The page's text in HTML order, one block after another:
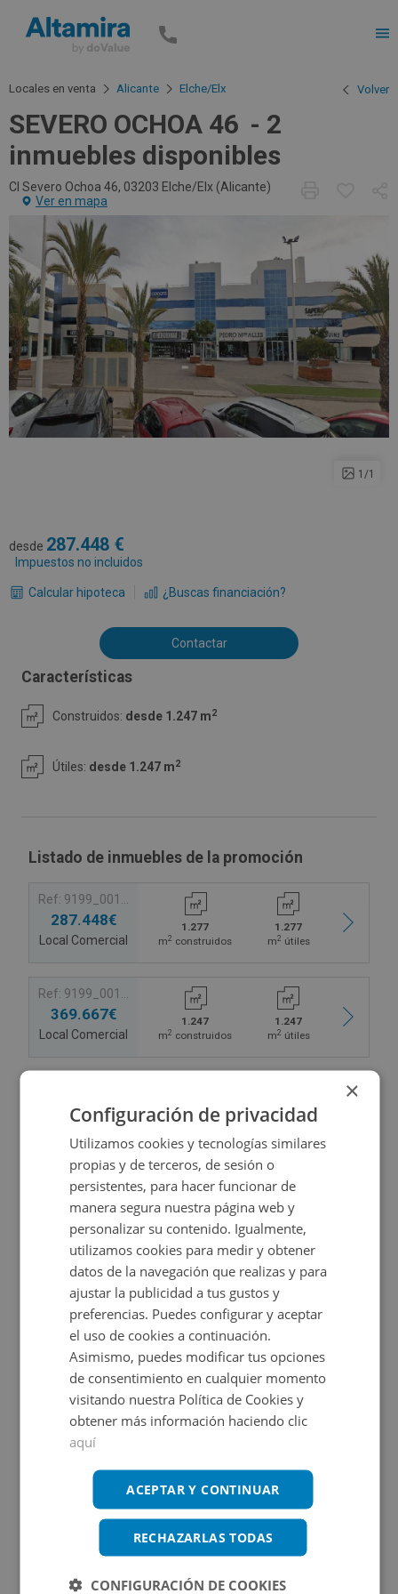
Locales en venta Alicante Elche/Elx Volver
SEVERO OCHOA 46
2
inmuebles disponibles
Cl Severo Ochoa 46, 03203 Elche/Elx (Alicante)
Ver en mapa
1/1
desde 287.448
Impuestos no incluidos
Calcular hipoteca ¿Buscas financiación?
Contactar
Características
Construidos: desde 1.247 m2
Útiles: desde 1.247 m2
Listado de inmuebles de la promoción
Ref: 9199_0018_PE0004
287.448€
Local Comercial
1.277
m2 construidos
1.277
m2 útiles
Ref: 9199_0018_PE0002
369.667€
Local Comercial
1.247
m2 construidos
1.247
m2 útiles
Ubicación
Ampliar mapa
Ver en mapa
Propietario
Promociones asociadas
Las mejores oportunidades de
×
Configuración de privacidad
Utilizamos cookies y tecnologías similares
propias y de terceros, de sesión o
persistentes, para hacer funcionar de
manera segura nuestra página web y
personalizar su contenido. Igualmente,
utilizamos cookies para medir y obtener
datos de la navegación que realizas y para
ajustar la publicidad a tus gustos y
preferencias. Puedes configurar y aceptar
el uso de cookies a continuación.
Asimismo, puedes modificar tus opciones
de consentimiento en cualquier momento
visitando nuestra Política de Cookies y
obtener más información haciendo clic
aquí
ACEPTAR Y CONTINUAR
RECHAZARLAS TODAS
CONFIGURACIÓN DE COOKIES